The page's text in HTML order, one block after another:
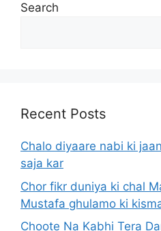
Search
Recent Posts
Chalo diyaare nabi ki
saja kar
Chor fikr duniya ki chal
Mustafa ghulamo ki
Choote Na Kabhi Tera